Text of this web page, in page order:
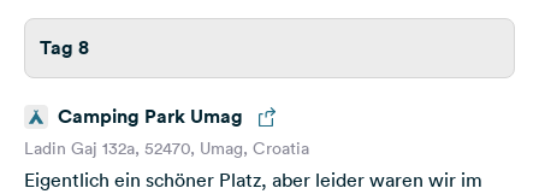
Tag 8
Camping Park Umag
Ladin Gaj 132a, 52470, Umag, Croatia
Eigentlich ein schöner Platz, aber leider waren wir im